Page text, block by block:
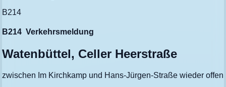
B214
B214 Verkehrsmeldung
Watenbüttel, Celler Heerstraße
zwischen Im Kirchkamp und Hans-Jürgen-Straße wieder offen